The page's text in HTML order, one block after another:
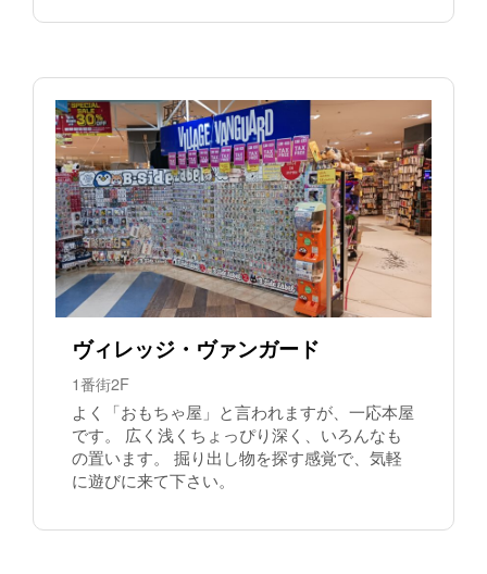
ヴィレッジ・ヴァンガード
1番街2F
よく「おもちゃ屋」と言われますが、一応本屋
です。 広く浅くちょっぴり深く、いろんなも
の置います。 掘り出し物を探す感覚で、気軽
に遊びに来て下さい。